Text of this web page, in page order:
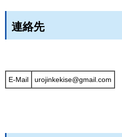
連絡先
E-Mail urojinkekise@gmail.com